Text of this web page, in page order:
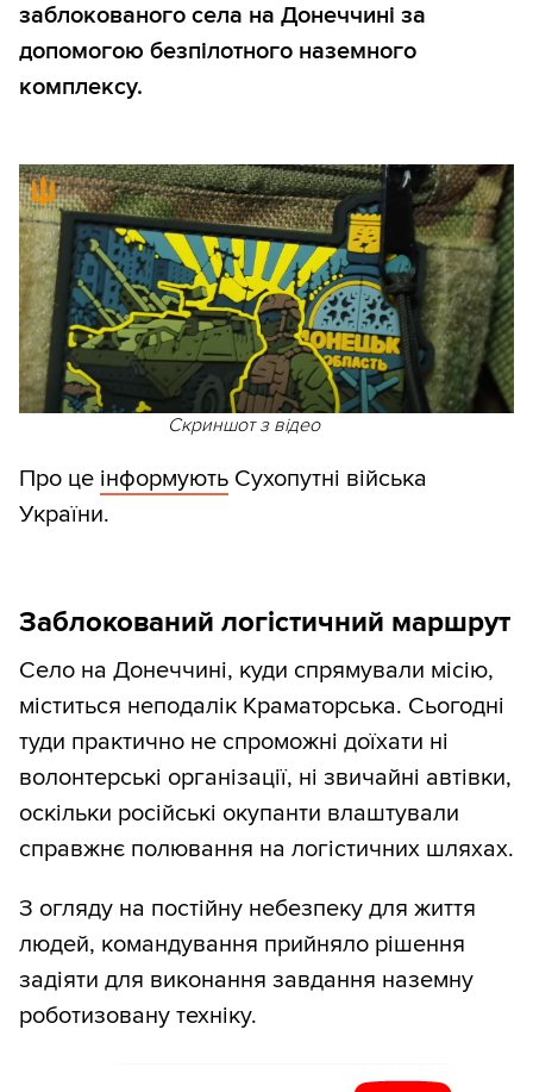
заблокованого села на Донеччині за
допомогою безпілотного наземного
комплексу.
Скриншот з відео
Про це інформують Сухопутні війська
України.
Заблокований логістичний маршрут
Село на Донеччині, куди спрямували місію,
міститься неподалік Краматорська. Сьогодні
туди практично не спроможні доїхати ні
волонтерські організації, ні звичайні автівки,
оскільки російські окупанти влаштували
справжнє полювання на логістичних шляхах.
З огляду на постійну небезпеку для життя
людей, командування прийняло рішення
задіяти для виконання завдання наземну
роботизовану техніку.